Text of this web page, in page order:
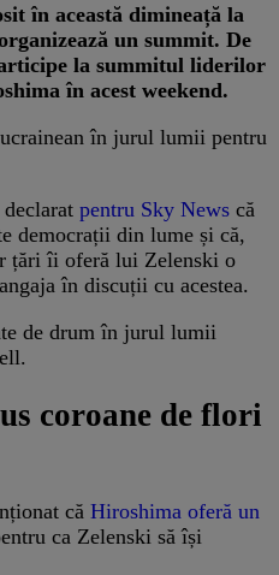
în această dimineață la
un summit. De
la summitul liderilor
în acest weekend.
în jurul lumii pentru
pentru Sky News că
democrații din lume și că,
țări îi oferă lui Zelenski o
în discuții cu acestea.
de drum în jurul lumii
coroane de flori
că Hiroshima oferă un
ca Zelenski să își